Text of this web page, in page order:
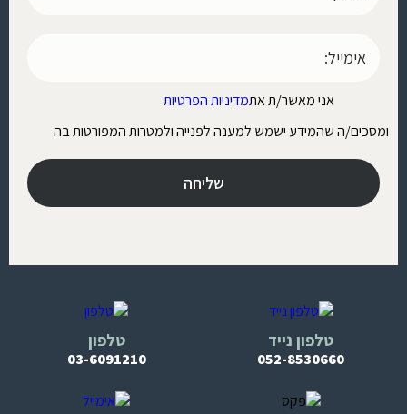
אני מאשר/ת אתמדיניות הפרטיות
ומסכים/ה שהמידע ישמש למענה לפנייה ולמטרות המפורטות בה
טלפון נייד
052-8530660
טלפון
03-6091210